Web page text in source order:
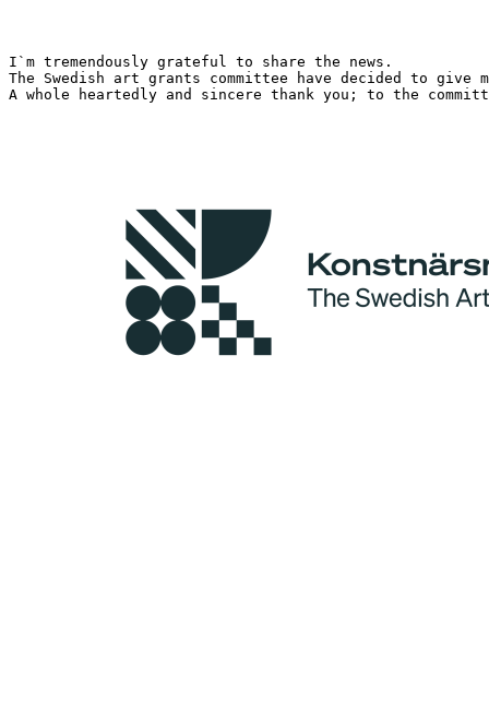
I`m tremendously grateful to share the news.
The Swedish art grants committee have decided to
A whole heartedly and sincere thank you; to the